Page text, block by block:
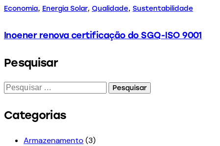
Economia, Energia Solar, Qualidade, Sustentabilidade
Inoener renova certificação do SGQ-ISO 9001
Pesquisar
Categorias
Armazenamento (3)